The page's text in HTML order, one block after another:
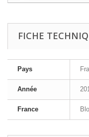
FICHE
Pays
Année
France